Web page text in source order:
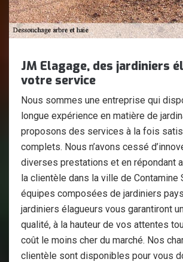
JM Elagage, des jardiniers
votre service
Nous sommes une entreprise qui
longue expérience en matière de
proposons des services à la fois
complets. Nous n’avons cessé
diverses prestations et en répondant
la clientèle dans la ville de Contamine
équipes composées de jardiniers
jardiniers élagueurs vous garantiront
qualité, à la hauteur de vos attentes
coût le moins cher du marché. Nos
clientèle sont disponibles pour vous